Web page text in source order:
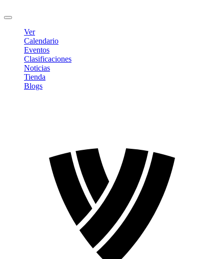
Ver
Calendario
Eventos
Clasificaciones
Noticias
Tienda
Blogs